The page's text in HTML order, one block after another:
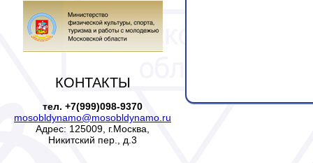
КОНТАКТЫ
тел. +7(999)098-9370
mosobldynamo@mosobldynamo.ru
Адрес: 125009, г.Москва,
Никитский пер., д.3